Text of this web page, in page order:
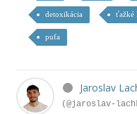
detoxikácia ťažké
pufa
Jaroslav
(@jaroslav-